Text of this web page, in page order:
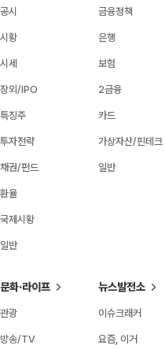
공시
시황
시세
장외/IPO
특징주
투자전략
채권/펀드
환율
국제시황
일반
금융정책
은행
보험
2금융
카드
가상자산/핀테크
일반
문화·라이프
관광
방송/TV
뉴스발전소
이슈크래커
요즘, 이거